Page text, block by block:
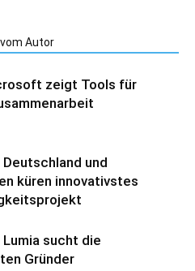
Autor
zeigt Tools für
und
küren innovativstes
sucht die
Gründer